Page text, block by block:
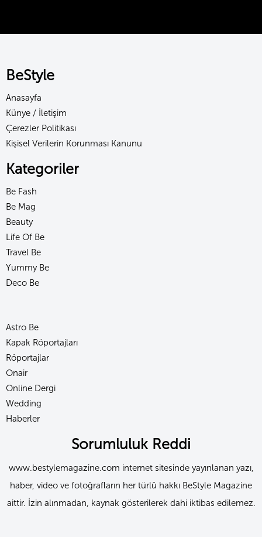
BeStyle
Anasayfa
Künye / İletişim
Çerezler Politikası
Kişisel Verilerin Korunması Kanunu
Kategoriler
Be Fash
Be Mag
Beauty
Life Of Be
Travel Be
Yummy Be
Deco Be
Astro Be
Kapak Röportajları
Röportajlar
Onair
Online Dergi
Wedding
Haberler
Sorumluluk Reddi
www.bestylemagazine.com internet sitesinde yayınlanan yazı,
haber, video ve fotoğrafların her türlü hakkı BeStyle Magazine
aittir. İzin alınmadan, kaynak gösterilerek dahi iktibas edilemez.